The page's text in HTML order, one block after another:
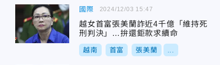
國際
越女首富張美蘭詐近4千億「維持死
刑判決」…拚還鉅款求續命
越南 首富 張美蘭
2024/12/03 15:47